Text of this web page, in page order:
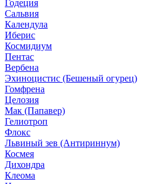
Годеция
Сальвия
Календула
Иберис
Космидиум
Пентас
Вербена
Эхиноцистис (Бешеный огурец)
Гомфрена
Целозия
Мак (Папавер)
Гелиотроп
Флокс
Львиный зев (Антириннум)
Космея
Дихондра
Клеома